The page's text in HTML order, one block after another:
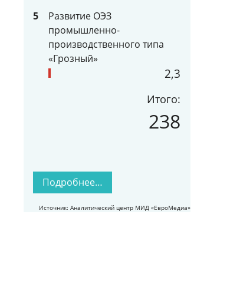
5
Развитие ОЭЗ
промышленно-
производственного типа
«Грозный»
2,3
Итого:
238
Подробнее…
Источник: Аналитический центр МИД «ЕвроМедиа»